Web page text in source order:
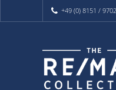
+49 (0) 8151 /